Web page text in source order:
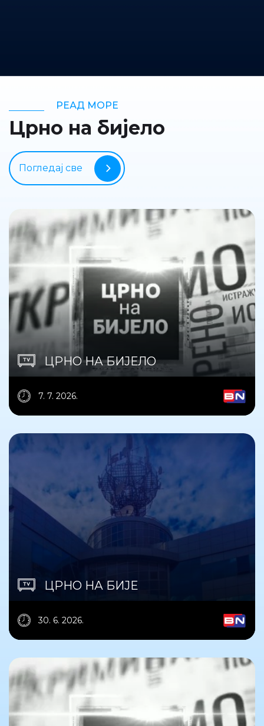
РЕАД МОРЕ
Црно на бијело
Погледај све
ЦРНО НА БИЈЕЛО
7. 7. 2026.
ЦРНО НА БИЈЕ
30. 6. 2026.